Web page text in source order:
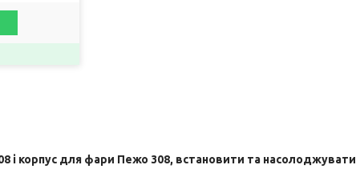
і корпус для фари Пежо 308, встановити та